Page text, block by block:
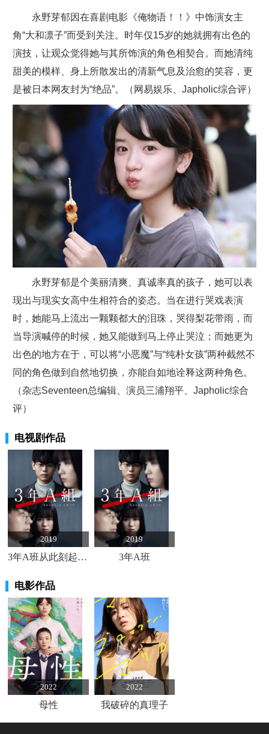
永野芽郁因在喜剧电影《俺物语！！》中饰演女主
角“大和凛子”而受到关注。时年仅15岁的她就拥有出色的
演技，让观众觉得她与其所饰演的角色相契合。而她清纯
甜美的模样、身上所散发出的清新气息及治愈的笑容，更
是被日本网友封为“绝品”。（网易娱乐、Japholic综合评）
永野芽郁是个美丽清爽、真诚率真的孩子，她可以表
现出与现实女高中生相符合的姿态。当在进行哭戏表演
时，她能马上流出一颗颗都大的泪珠，哭得梨花带雨，而
当导演喊停的时候，她又能做到马上停止哭泣；而她更为
出色的地方在于，可以将“小恶魔”与“纯朴女孩”两种截然不
同的角色做到自然地切换，亦能自如地诠释这两种角色。
（杂志Seventeen总编辑、演员三浦翔平、Japholic综合
评）
电视剧作品
2019
3年A班从此刻起大家都是我的人质
2019
3年A班
电影作品
2022
母性
2022
我破碎的真理子